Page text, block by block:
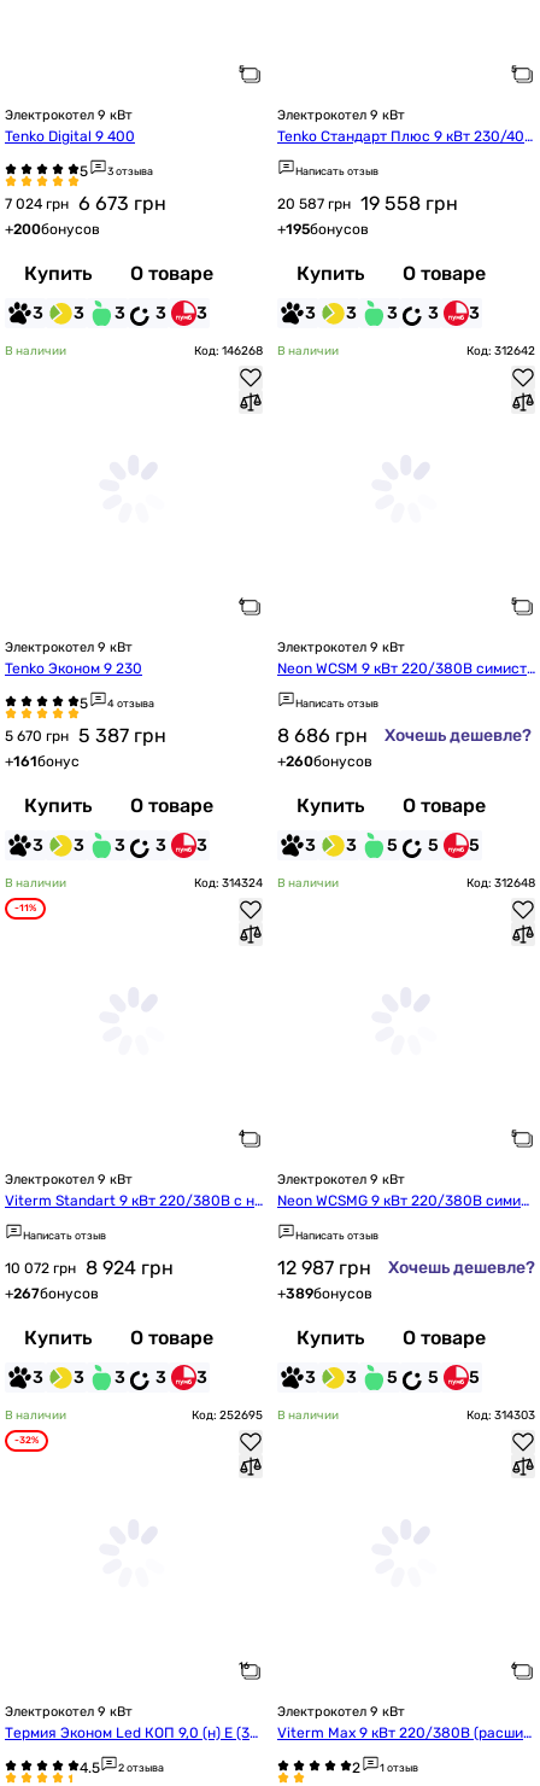
Электрокотел 9 кВт
Tenko Digital 9 400
3 отзыва
7 024 грн 6 673 грн
+200бонусов
Купить О товаре
3 3 3 3 3
Электрокотел 9 кВт
Tenko Стандарт Плюс 9 кВт 230/400
(2 блока)
Написать отзыв
20 587 грн 19 558 грн
+195бонусов
Купить О товаре
3 3 3 3 3
В наличии Код: 146268
Электрокотел 9 кВт
Tenko Эконом 9 230
4 отзыва
5 670 грн 5 387 грн
+161бонус
Купить О товаре
3 3 3 3 3
В наличии Код: 312642
Электрокотел 9 кВт
Neon WCSM 9 кВт 220/380В симисто
р Philips с насосом (m19318)
Написать отзыв
8 686 грн Хочешь дешевле?
+260бонусов
Купить О товаре
3 3 5 5 5
В наличии Код: 314324
-11%
Электрокотел 9 кВт
Viterm Standart 9 кВт 220/380В с на
сосом
Написать отзыв
10 072 грн 8 924 грн
+267бонусов
Купить О товаре
3 3 3 3 3
В наличии Код: 312648
Электрокотел 9 кВт
Neon WCSMG 9 кВт 220/380В симис
тор Philips с насосом и группой безо
пасности (mg19324)
Написать отзыв
12 987 грн Хочешь дешевле?
+389бонусов
Купить О товаре
3 3 5 5 5
В наличии Код: 252695
-32%
Электрокотел 9 кВт
Термия Эконом Led КОП 9,0 (н) Е (3Х
2 отзыва
В наличии Код: 314303
Электрокотел 9 кВт
Viterm Max 9 кВт 220/380В (расшир
ительный бак + насос + группа безо
пасности)
1 отзыв